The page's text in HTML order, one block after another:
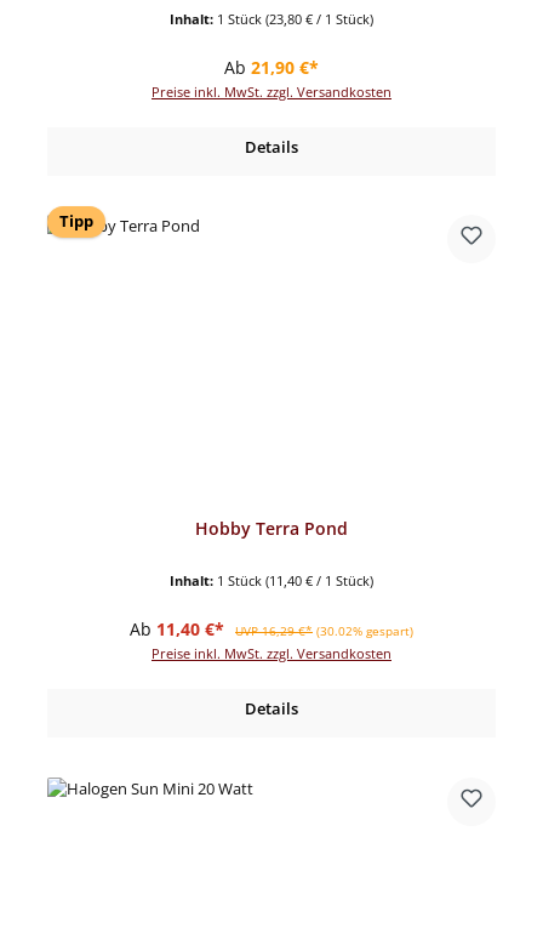
Inhalt: 1 Stück (23,80 € / 1 Stück)
Regulärer Preis:
Ab 21,90 €*
Preise inkl. MwSt. zzgl. Versandkosten
Details
Tipp
Hobby Terra Pond
Inhalt: 1 Stück (11,40 € / 1 Stück)
Verkaufspreis:
Ab 11,40 €* Regulärer Preis:
UVP 16,29 €* (30.02% gespart)
Preise inkl. MwSt. zzgl. Versandkosten
Details